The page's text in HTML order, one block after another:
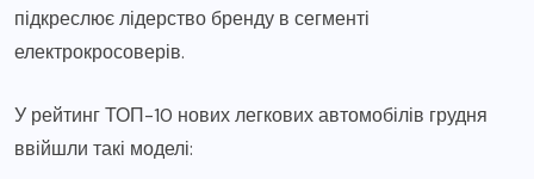
підкреслює лідерство бренду в сегменті
електрокросоверів.
У рейтинг ТОП-10 нових легкових автомобілів грудня
ввійшли такі моделі: